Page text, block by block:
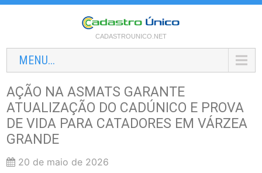
CADASTROUNICO.NET
MENU...
AÇÃO NA ASMATS GARANTE
ATUALIZAÇÃO DO CADÚNICO E PROVA
DE VIDA PARA CATADORES EM VÁRZEA
GRANDE
20 de maio de 2026